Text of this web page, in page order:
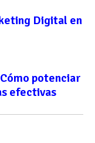
Digital en
potenciar
efectivas